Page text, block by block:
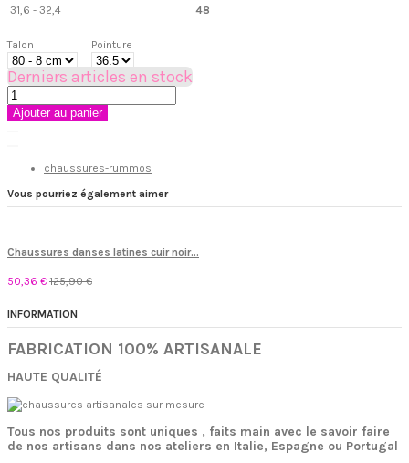
31,6 - 32,4 48
Talon Pointure
Derniers articles en stock
Ajouter au panier
chaussures-rummos
Vous pourriez également aimer
Chaussures danses latines cuir noir...
50,36 € 125,90 €
INFORMATION
FABRICATION 100% ARTISANALE
HAUTE QUALITÉ
Tous nos produits sont uniques , faits main avec le savoir faire
de nos artisans dans nos ateliers en Italie, Espagne ou Portugal